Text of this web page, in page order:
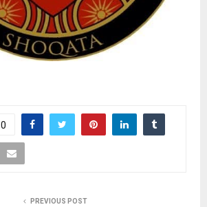
0
PREVIOUS POST